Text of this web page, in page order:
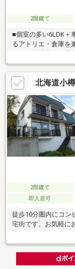
2階建て
■個室の多い6LDK＋
るアトリエ・倉庫を
また、敷地内には
備されています。■
ス停である赤岩2丁
用可能です。■アク
置しており、一般開
内であるため、レジ
つけの立地です。
北海道小
2階建て
即入居可
徒歩10分圏内にコン
宅街です。お気軽に